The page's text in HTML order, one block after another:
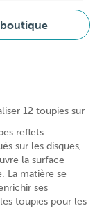
12 toupies sur
reflets
sur les disques,
la surface
La matière se
ses
toupies pour les